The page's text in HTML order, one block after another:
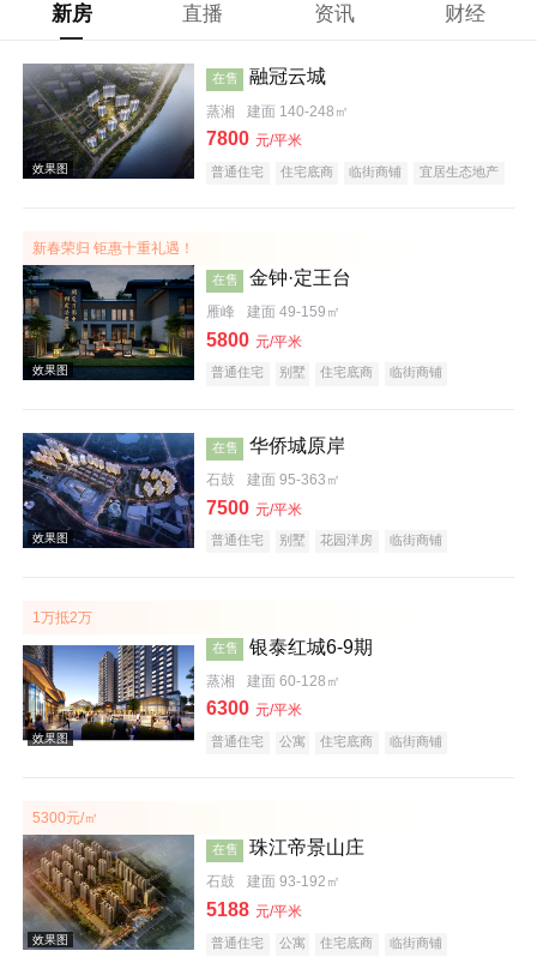
新房 直播 资讯 财经
效果图
在售 融冠云城
蒸湘 建面 140-248㎡
7800 元/平米
普通住宅 住宅底商 临街商铺
宜居生态地产
新春荣归 钜惠十重礼遇！
效果图
在售 金钟·定王台
雁峰 建面 49-159㎡
5800 元/平米
普通住宅 别墅 住宅底商
临街商铺
效果图
在售 华侨城原岸
石鼓 建面 95-363㎡
7500 元/平米
普通住宅 别墅 花园洋房
临街商铺
1万抵2万
在售 银泰红城6-9期
蒸湘 建面 60-128㎡
6300 元/平米
普通住宅 公寓 住宅底商
临街商铺
5300元/㎡
在售 珠江帝景山庄
石鼓 建面 93-192㎡
5188 元/平米
普通住宅 公寓 住宅底商
临街商铺